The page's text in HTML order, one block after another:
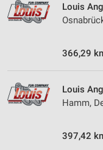
Louis
366,29
Louis
Hamm,
397,42